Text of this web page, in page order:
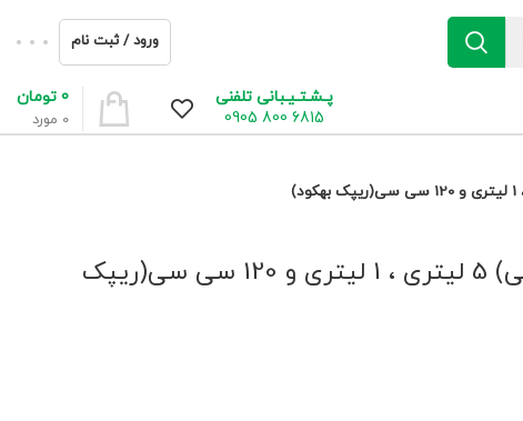
ورود / ثبت نام
پـشـتـیـبانی تلفنی
6815 800 0905
0 مورد
0 تومان
کود بمباردیر آلی کیمیتک اسپانیا (کود زیستی) 5 لیتری ، 1 لیتری و 120 سی سی(ریپک